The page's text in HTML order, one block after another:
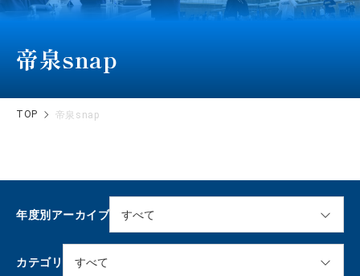
帝泉snap
TOP 帝泉snap
年度別アーカイブ
カテゴリ